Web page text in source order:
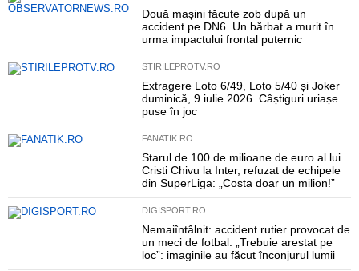
Două mașini făcute zob după un
accident pe DN6. Un bărbat a murit în
urma impactului frontal puternic
STIRILEPROTV.RO
Extragere Loto 6/49, Loto 5/40 și Joker
duminică, 9 iulie 2026. Câștiguri uriașe
puse în joc
FANATIK.RO
Starul de 100 de milioane de euro al lui
Cristi Chivu la Inter, refuzat de echipele
din SuperLiga: „Costa doar un milion!”
DIGISPORT.RO
Nemaiîntâlnit: accident rutier provocat de
un meci de fotbal. „Trebuie arestat pe
loc”: imaginile au făcut înconjurul lumii